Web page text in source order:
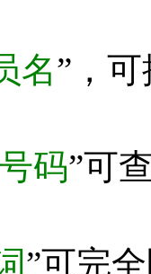
名”，
码”可
”可完